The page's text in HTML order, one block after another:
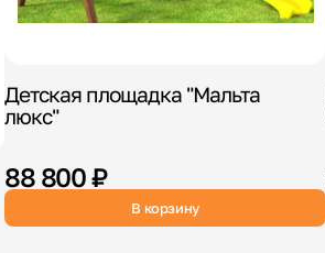
Детская площадка "Мальта
люкс"
88 800 ₽
В корзину